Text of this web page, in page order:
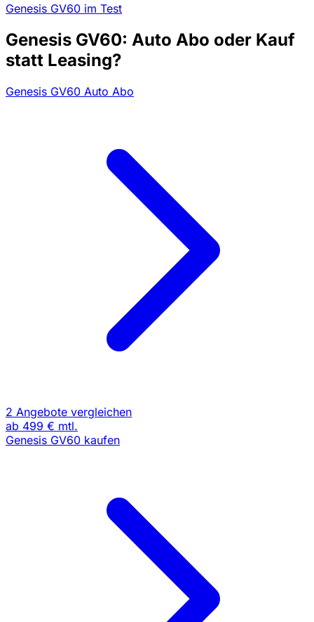
Genesis GV60 im Test
Genesis GV60: Auto Abo oder Kauf
statt Leasing?
Genesis GV60 Auto Abo
2 Angebote vergleichen
ab 499 € mtl.
Genesis GV60 kaufen